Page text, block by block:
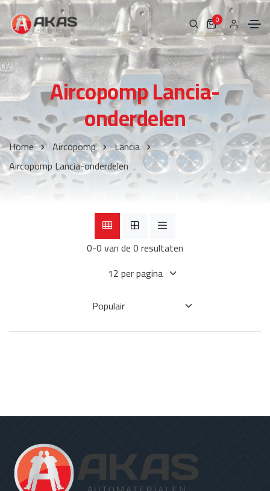
0
Aircopomp Lancia-
onderdelen
Home Aircopomp
Lancia
Aircopomp Lancia-onderdelen
0-0 van de 0 resultaten